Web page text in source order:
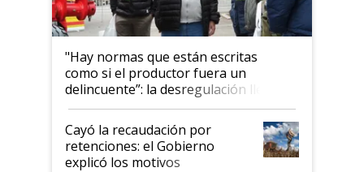
"Hay normas que están escritas
como si el productor fuera un
delincuente”: la desregulación llegó
al Congreso Aapresid y hasta se
habló del financiamiento al IPCVA
Cayó la recaudación por
retenciones: el Gobierno
explicó los motivos